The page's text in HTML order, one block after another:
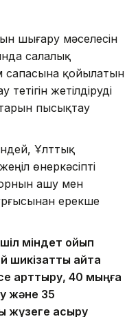
шығару мәселесін
салалық
сапасына қойылатын
жетілдіруді
пысықтау
Ұлттық
өнеркәсіпті
ашу мен
ерекше
міндет қойып
шикізатты қайта
арттыру, 40 мыңға
және 35
жүзеге асыру